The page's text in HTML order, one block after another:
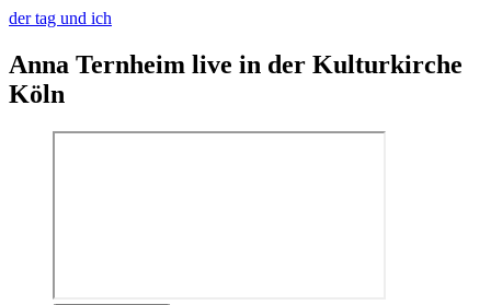
der tag und ich
Anna Ternheim live in der Kulturkirche
Köln